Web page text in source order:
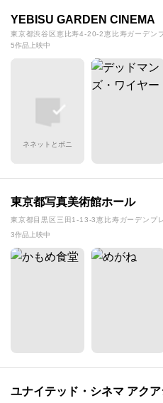
YEBISU GARDEN CINEMA
東京都渋谷区恵比寿4-20-2恵比寿ガーデン
5作品上映中
ネネットとボニ
東京都写真美術館ホール
東京都目黒区三田1-13-3恵比寿ガーデンプ
3作品上映中
ユナイテッド・シネマ アク